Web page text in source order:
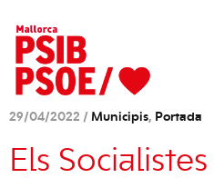
29/04/2022 / Municipis, Portada
Els